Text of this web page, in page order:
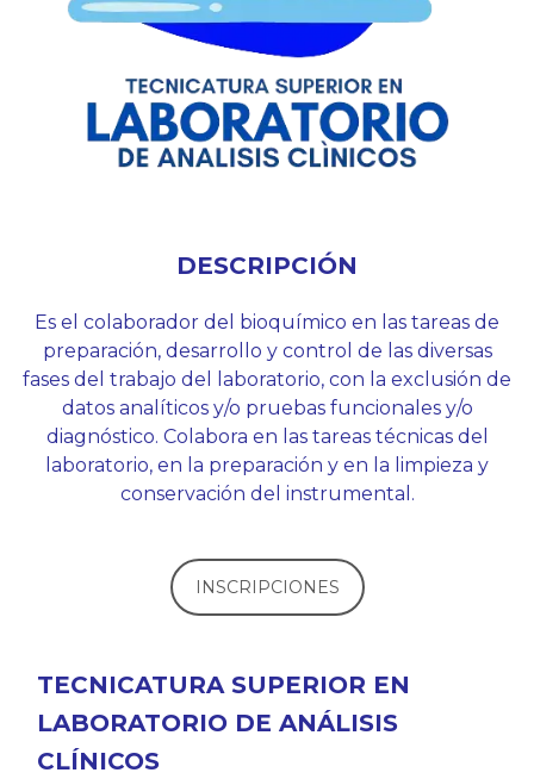
DESCRIPCIÓN
Es el colaborador del bioquímico en las tareas de
preparación, desarrollo y control de las diversas
fases del trabajo del laboratorio, con la exclusión de
datos analíticos y/o pruebas funcionales y/o
diagnóstico. Colabora en las tareas técnicas del
laboratorio, en la preparación y en la limpieza y
conservación del instrumental.
INSCRIPCIONES
TECNICATURA SUPERIOR EN
LABORATORIO DE ANÁLISIS
CLÍNICOS